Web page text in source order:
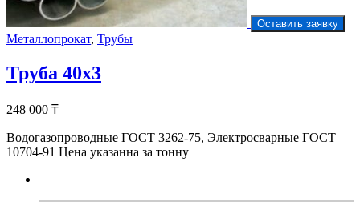
Оставить заявку
Металлопрокат, Трубы
Труба 40х3
248 000 ₸
Водогазопроводные ГОСТ 3262-75, Электросварные ГОСТ
10704-91 Цена указанна за тонну